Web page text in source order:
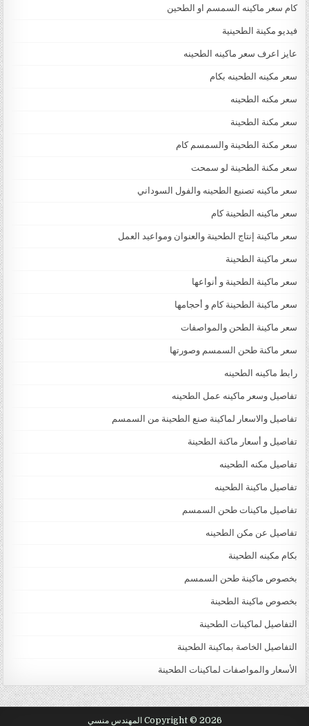
كام سعر ماكينه السمسم او الطحين
فيديو مكينة الطحينية
عايز اعرف سعر ماكينه الطحينه
سعر مكينه الطحينه بكام
سعر مكنه الطحينه
سعر مكنة الطحينة
سعر مكنة الطحينة والسمسم كام
سعر مكنة الطحينة لو سمحت
سعر ماكينه تصنيع الطحينه والفول السوداني
سعر ماكينه الطحينة كام
سعر ماكينة إنتاج الطحينة والعنوان ومواعيد العمل
سعر ماكينة الطحينة
سعر ماكينة الطحينة و أنواعها
سعر ماكينة الطحينة كام و أحجامها
سعر ماكينة الطحن والمواصفات
سعر ماكنة طحن السمسم وصورتها
رابط ماكينه الطحينه
تفاصيل وسعر ماكينه عمل الطحينه
تفاصيل والاسعار لماكينة صنع الطحينة من السمسم
تفاصيل و أسعار ماكنة الطحينة
تفاصيل مكنه الطحينه
تفاصيل ماكينة الطحينه
تفاصيل ماكينات طحن السمسم
تفاصيل عن مكن الطحينه
بكام مكينه الطحينة
بخصوص ماكينة طحن السمسم
بخصوص ماكينة الطحينة
التفاصيل لماكينات الطحينة
التفاصيل الخاصة بماكينة الطحينة
الأسعار والمواصفات لماكينات الطحينة
Copyright © 2026 المهندس منسي